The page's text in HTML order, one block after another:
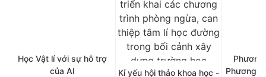
Học Vật lí với sự hỗ trợ
của AI
Kỉ yếu hội thảo khoa học -
Phương